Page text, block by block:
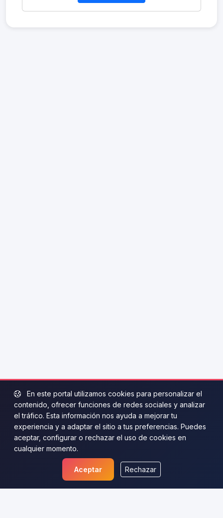
Guía Relaciones
En este portal utilizamos cookies para personalizar el
contenido, ofrecer funciones de redes sociales y analizar
el tráfico. Esta información nos ayuda a mejorar tu
experiencia y a adaptar el sitio a tus preferencias. Puedes
aceptar, configurar o rechazar el uso de cookies en
cualquier momento.
Aceptar Rechazar